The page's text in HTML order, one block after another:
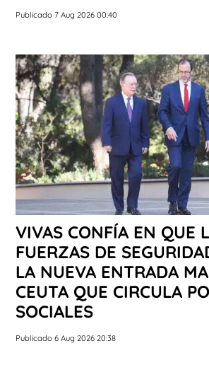
Publicado 7 Aug 2026 00:40
VIVAS CONFÍA EN QUE
FUERZAS DE
LA NUEVA ENTRADA
CEUTA QUE CIRCULA
SOCIALES
Publicado 6 Aug 2026 20:38